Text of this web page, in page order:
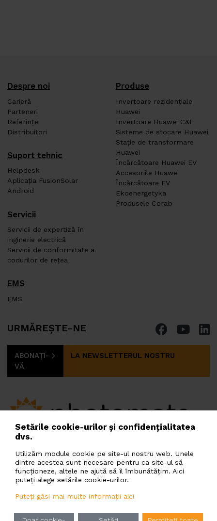
Despre noi
Carieră
Parteneri
Referințe
Distribuitori
Suport tehnic
Helpdesk
Aplicația FusionSolar
Android
Produse
Invertoare rezidențiale
Huawei
Invertoare Huawei C&I
Sisteme de stocare Huawei
Stație de transformare
Huawei
Încărcătoare Huawei EV
Accesoriile Huawei
Încărcătoare EV
Ekoenergetyka
Produsele Corab
Servicii
Servicii de expertiză în
inginerie electrică
Servicii de conformitate a
codurilor de rețea
EMS
EMS
URMĂREȘTE-NE
ABONAȚI-
VĂ
LA NEWSLETTERUL NOSTRU
PHOTOMATE GREEN ENERGY ROMANIA SRL
Soseaua Pipera 43, Bucharest, 020308, Romania
romania@photomate.eu
Principiile de prelucrare a datelor cu caracter
ro en ua ru cz pl hu bg
Setările cookie-urilor și confidențialitatea
dvs.
Utilizăm module cookie pe site-ul nostru web. Unele
dintre acestea sunt necesare pentru ca site-ul să
funcționeze, altele ne ajută să îl îmbunătățim. Aici
puteți alege setările cookie-urilor.
Puteți găsi mai multe informații aici